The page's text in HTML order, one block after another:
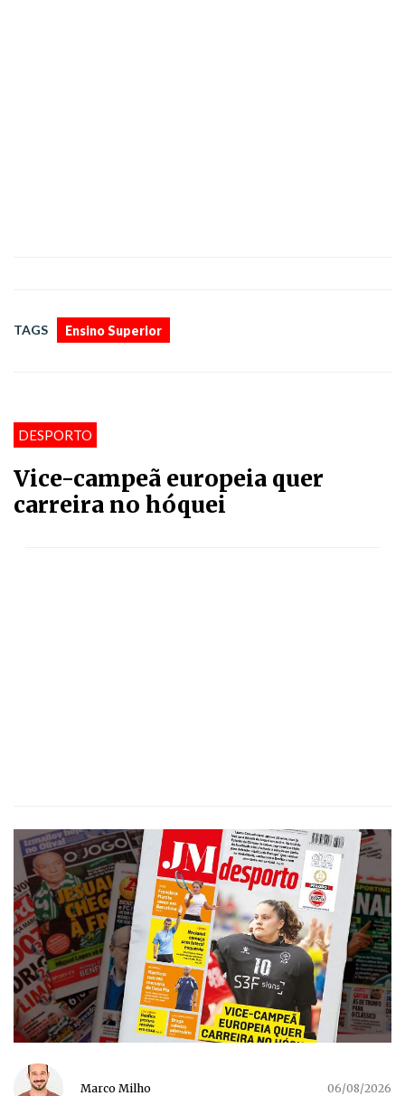
TAGS Ensino Superior
DESPORTO
Vice-campeã europeia quer
carreira no hóquei
Marco Milho 06/08/2026